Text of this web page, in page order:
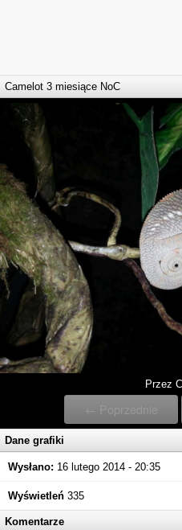
Camelot 3 miesiące NoC
Przez
← Poprzednie
Dane grafiki
Wysłano: 16 lutego 2014 - 20:35
Wyświetleń 335
Komentarze